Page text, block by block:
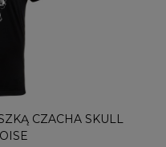
CZACHA SKULL